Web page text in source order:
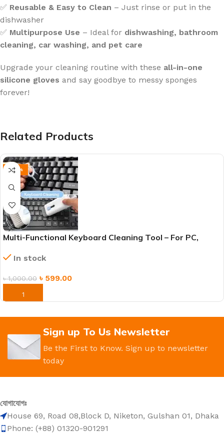
✅ Reusable & Easy to Clean – Just rinse or put in the
dishwasher
✅ Multipurpose Use – Ideal for dishwashing, bathroom
cleaning, car washing, and pet care
Upgrade your cleaning routine with these all-in-one
silicone gloves and say goodbye to messy sponges
forever!
Related Products
-40%
Multi-Functional Keyboard Cleaning Tool – For PC,
In stock
৳1,000.00 ৳ 599.00
ORDER NOW
Sign up To Us Newsletter
Be the First to Know. Sign up to newsletter
today
যোগাযোগঃ
House 69, Road 08,Block D, Niketon, Gulshan 01, Dhaka
Phone: (+88) 01320-901291